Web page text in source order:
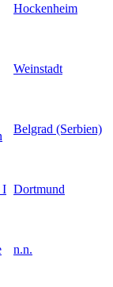
Hockenheim
Weinstadt
Belgrad (Serbien)
I Dortmund
n.n.